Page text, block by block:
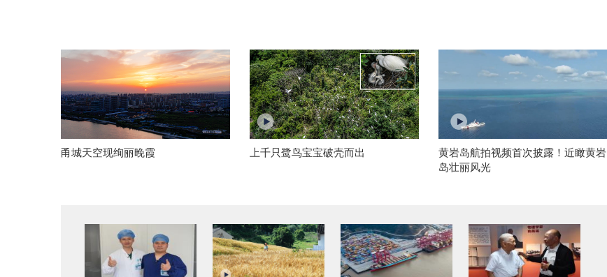
甬城天空现绚丽晚霞 上千只鹭鸟宝宝破壳而出
黄岩岛航拍视频首次披露！近瞰黄岩
岛壮丽风光